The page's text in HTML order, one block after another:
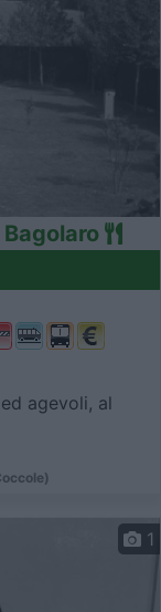
agevoli, al
1